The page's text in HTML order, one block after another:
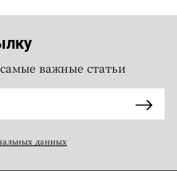
важные статьи
данных